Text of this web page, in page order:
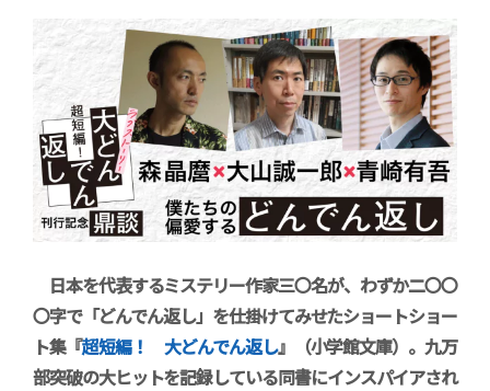
日本を代表するミステリー作家三〇名が、わずか二〇〇
〇字で「どんでん返し」を仕掛けてみせたショートショー
ト集『超短編！ 大どんでん返し』（小学館文庫）。九万
部突破の大ヒットを記録している同書にインスパイアされ